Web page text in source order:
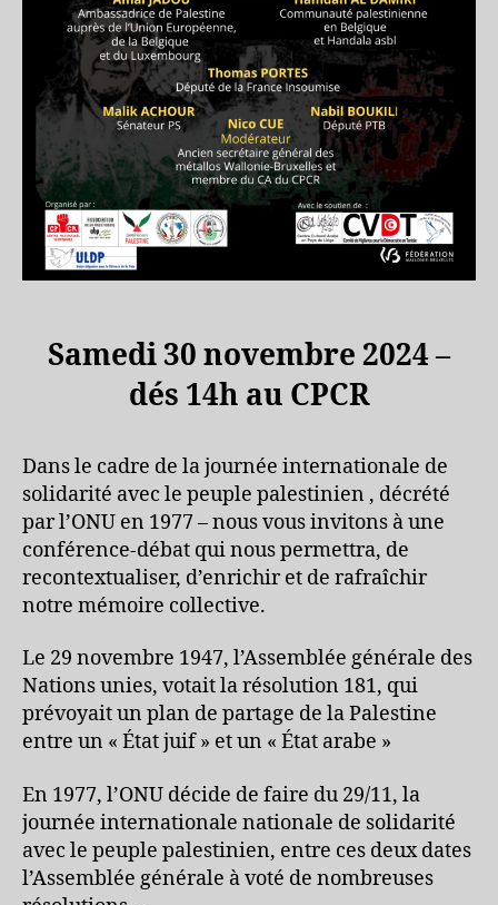
Samedi 30 novembre 2024 –
dés 14h au CPCR
Dans le cadre de la journée internationale de
solidarité avec le peuple palestinien , décrété
par l’ONU en 1977 – nous vous invitons à une
conférence-débat qui nous permettra, de
recontextualiser, d’enrichir et de rafraîchir
notre mémoire collective.
Le 29 novembre 1947, l’Assemblée générale des
Nations unies, votait la résolution 181, qui
prévoyait un plan de partage de la Palestine
entre un « État juif » et un « État arabe »
En 1977, l’ONU décide de faire du 29/11, la
journée internationale nationale de solidarité
avec le peuple palestinien, entre ces deux dates
l’Assemblée générale à voté de nombreuses